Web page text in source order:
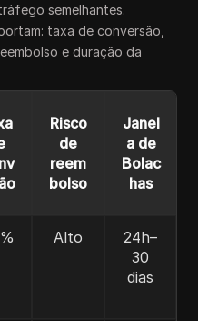
semelhantes.
taxa de conversão,
e duração da
Risco
de
reem
bolso
Janel
a de
Bolac
has
Alto
24h–
30
dias